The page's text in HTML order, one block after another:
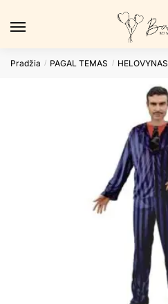
Pradžia / PAGAL TEMAS / HELOVYNAS